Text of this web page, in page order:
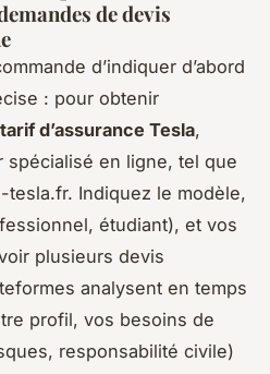
de devis
d’indiquer d’abord
: pour obtenir
d’assurance Tesla,
spécialisé en ligne, tel que
tesla.fr. Indiquez le modèle,
étudiant), et vos
plusieurs devis
analysent en temps
profil, vos besoins de
responsabilité civile)